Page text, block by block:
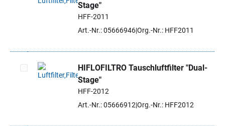
Artikel auswählen
Stage"
HFF-2011
Art.-Nr.: 05666946Org.-Nr.: HFF2011
Artikel auswählen
HIFLOFILTRO Tauschluftfilter "Dual-
Stage"
HFF-2012
Art.-Nr.: 05666912 Org.-Nr.: HFF2012